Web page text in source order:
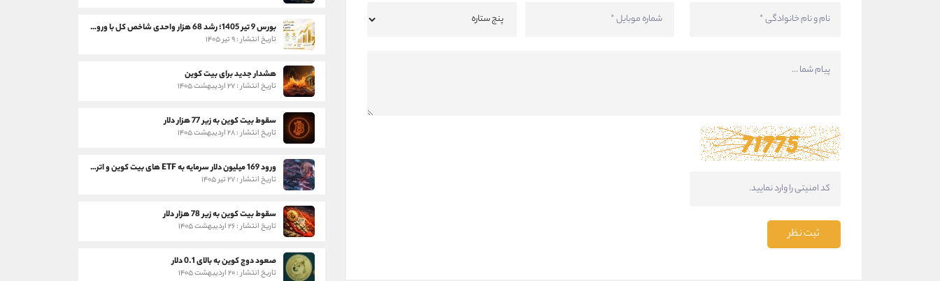
ثبت نظر
بورس 9 تیر 1405؛ رشد 68 هزار واحدی شاخص کل با ورود 3 همت پول حقیقی
تاریخ انتشار : ۹ تیر ۱۴۰۵
هشدار جدید برای بیت کوین
تاریخ انتشار : ۲۷ اردیبهشت ۱۴۰۵
سقوط بیت کوین به زیر 77 هزار دلار
تاریخ انتشار : ۲۸ اردیبهشت ۱۴۰۵
ورود 169 میلیون دلار سرمایه به ETF های بیت کوین و اتریوم
تاریخ انتشار : ۲۷ تیر ۱۴۰۵
سقوط بیت کوین به زیر 78 هزار دلار
تاریخ انتشار : ۲۶ اردیبهشت ۱۴۰۵
صعود دوج کوین به بالای 0.1 دلار
تاریخ انتشار : ۲۰ اردیبهشت ۱۴۰۵